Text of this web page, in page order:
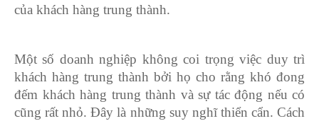
của khách hàng trung thành.
Một số doanh nghiệp không coi trọng việc duy trì
khách hàng trung thành bởi họ cho rằng khó đong
đếm khách hàng trung thành và sự tác động nếu có
cũng rất nhỏ. Đây là những suy nghĩ thiển cẩn. Cách